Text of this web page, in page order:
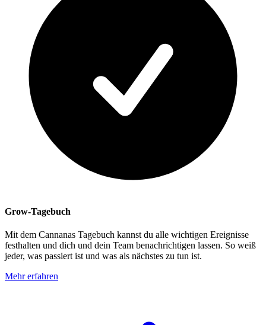
Grow-Tagebuch
Mit dem Cannanas Tagebuch kannst du alle wichtigen Ereignisse
festhalten und dich und dein Team benachrichtigen lassen. So weiß
jeder, was passiert ist und was als nächstes zu tun ist.
Mehr erfahren